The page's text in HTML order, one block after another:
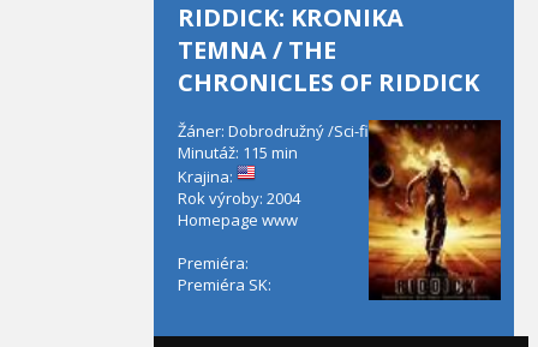
RIDDICK: KRONIKA
TEMNA / THE
CHRONICLES OF RIDDICK
Žáner: Dobrodružný /Sci-fi
Minutáž: 115 min
Krajina:
Rok výroby: 2004
Homepage www
Premiéra:
Premiéra SK: